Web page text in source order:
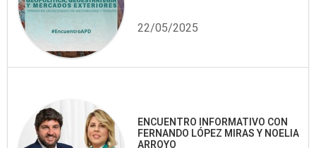
22/05/2025
ENCUENTRO INFORMATIVO CON
FERNANDO LÓPEZ MIRAS Y NOELIA
ARROYO